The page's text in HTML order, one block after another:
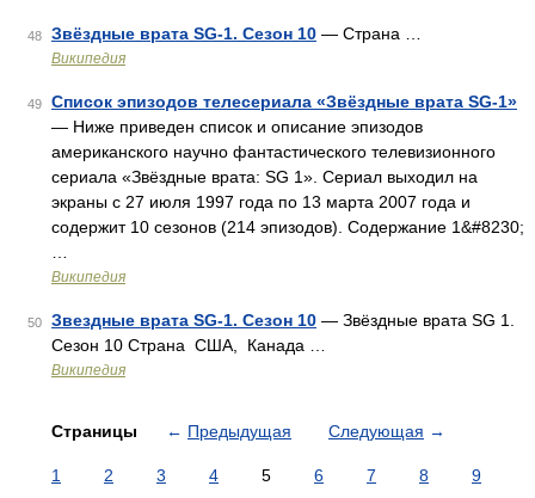
48 Звёздные врата SG-1. Сезон 10 — Страна …
Википедия
49
Список эпизодов телесериала «Звёздные врата SG-1»
— Ниже приведен список и описание эпизодов
американского научно фантастического телевизионного
сериала «Звёздные врата: SG 1». Сериал выходил на
экраны с 27 июля 1997 года по 13 марта 2007 года и
содержит 10 сезонов (214 эпизодов). Содержание 1&#8230;
Википедия
50 Звездные врата SG-1. Сезон 10 — Звёздные врата SG 1.
Сезон 10 Страна США, Канада …
Википедия
Страницы ← Предыдущая Следующая →
1 2 3 4 5 6 7 8 9